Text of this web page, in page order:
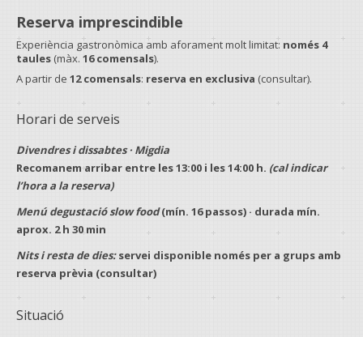
Reserva imprescindible
Experiència gastronòmica amb aforament molt limitat: només 4
taules (màx. 16 comensals).
A partir de 12 comensals: reserva en exclusiva (consultar).
Horari de serveis
Divendres i dissabtes · Migdia
Recomanem arribar entre les13:00 i les14:00 h. (cal indicar
l’hora a la reserva)
Menú degustació slow food(mín. 16 passos) · durada mín.
aprox. 2 h 30 min
Nits i resta de dies:servei disponible només per a grups amb
reserva prèvia (consultar)
Situació